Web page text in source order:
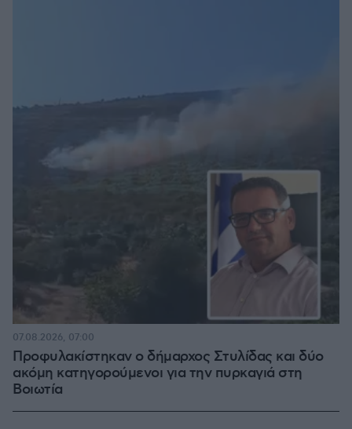
Προφυλακίστηκαν ο δήμαρχος Στυλίδας και δύο
ακόμη κατηγορούμενοι για την πυρκαγιά στη
Βοιωτία
07.08.2026, 07:00